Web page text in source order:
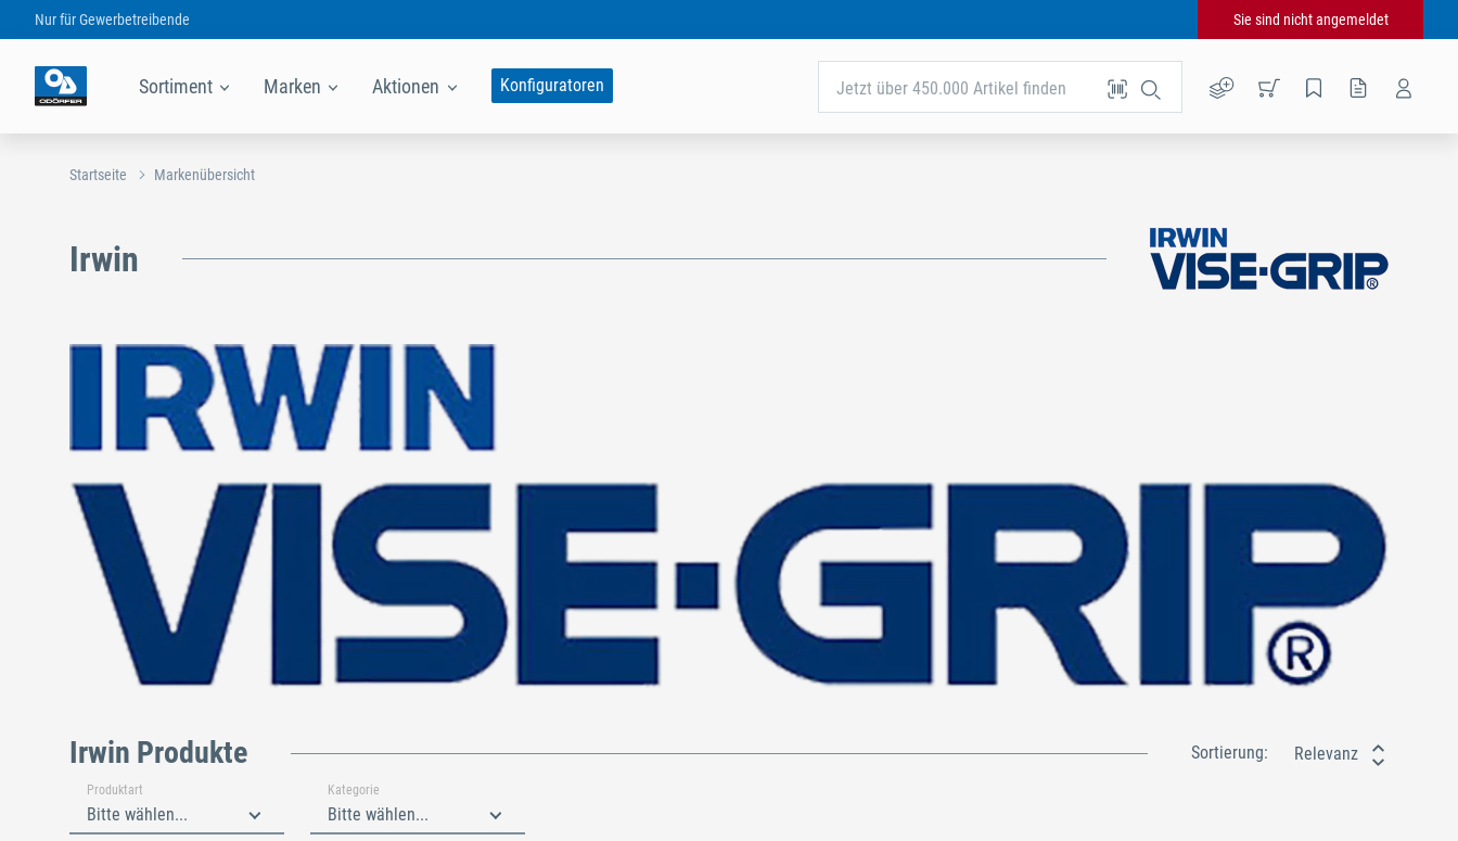
Nur fürGewerbetreibende Sie sind nicht angemeldet
Sortiment Marken Aktionen Konfiguratoren Jetzt über 450.000 Artikel finden
Startseite Markenübersicht
Irwin
Irwin Produkte Sortierung: Relevanz
Produktart
Bitte wählen...
Kategorie
Bitte wählen...